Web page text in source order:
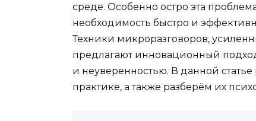
среде. Особенно остро эта
необходимость быстро и
Техники микроразговоров,
предлагают инновационный
и неуверенностью. В данной
практике, а также разберём их